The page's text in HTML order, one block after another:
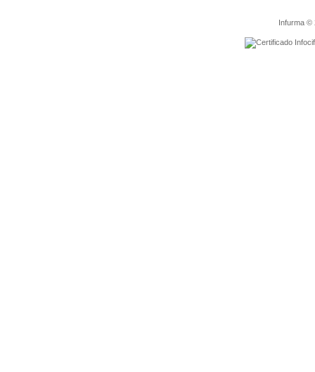
Infurma ©